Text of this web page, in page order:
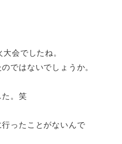
会でしたね。
ではないでしょうか。
。笑
ったことがないんで